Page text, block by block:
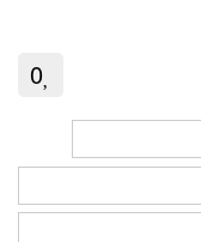
0